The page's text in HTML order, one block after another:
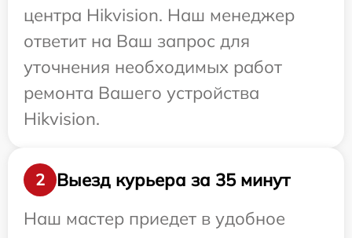
центра Hikvision. Наш менеджер
ответит на Ваш запрос для
уточнения необходимых работ
ремонта Вашего устройства
Hikvision.
2
Выезд курьера за 35 минут
Наш мастер приедет в удобное